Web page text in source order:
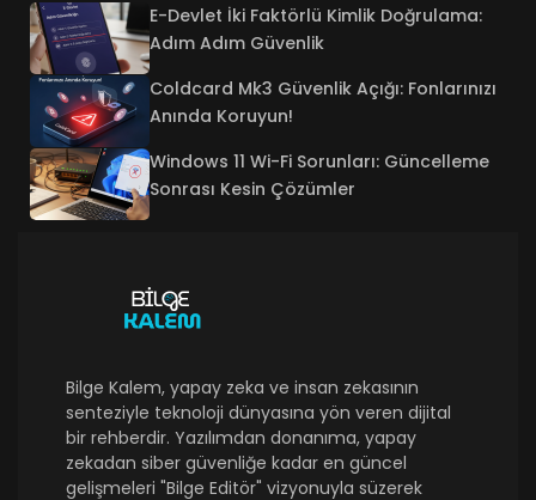
E-Devlet İki Faktörlü Kimlik Doğrulama:
Adım Adım Güvenlik
Coldcard Mk3 Güvenlik Açığı: Fonlarınızı
Anında Koruyun!
Windows 11 Wi-Fi Sorunları: Güncelleme
Sonrası Kesin Çözümler
Bilge Kalem, yapay zeka ve insan zekasının
senteziyle teknoloji dünyasına yön veren dijital
bir rehberdir. Yazılımdan donanıma, yapay
zekadan siber güvenliğe kadar en güncel
gelişmeleri "Bilge Editör" vizyonuyla süzerek